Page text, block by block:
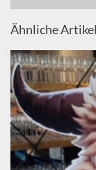
Ähnliche Artikel